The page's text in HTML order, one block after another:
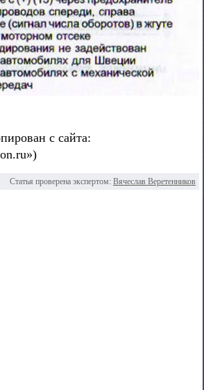
с сайта:
Статья проверена экспертом: Вячеслав Веретенников